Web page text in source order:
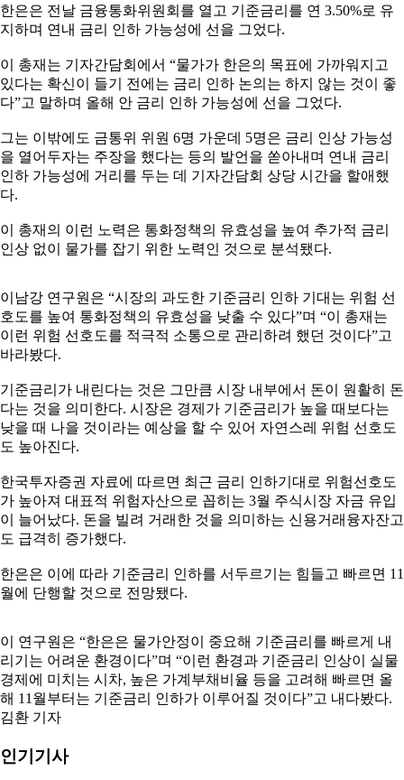
한은은 전날 금융통화위원회를 열고 기준금리를 연 3.50%로 유
지하며 연내 금리 인하 가능성에 선을 그었다.
이 총재는 기자간담회에서 “물가가 한은의 목표에 가까워지고
있다는 확신이 들기 전에는 금리 인하 논의는 하지 않는 것이 좋
다”고 말하며 올해 안 금리 인하 가능성에 선을 그었다.
그는 이밖에도 금통위 위원 6명 가운데 5명은 금리 인상 가능성
을 열어두자는 주장을 했다는 등의 발언을 쏟아내며 연내 금리
인하 가능성에 거리를 두는 데 기자간담회 상당 시간을 할애했
다.
이 총재의 이런 노력은 통화정책의 유효성을 높여 추가적 금리
인상 없이 물가를 잡기 위한 노력인 것으로 분석됐다.
이남강 연구원은 “시장의 과도한 기준금리 인하 기대는 위험 선
호도를 높여 통화정책의 유효성을 낮출 수 있다”며 “이 총재는
이런 위험 선호도를 적극적 소통으로 관리하려 했던 것이다”고
바라봤다.
기준금리가 내린다는 것은 그만큼 시장 내부에서 돈이 원활히 돈
다는 것을 의미한다. 시장은 경제가 기준금리가 높을 때보다는
낮을 때 나을 것이라는 예상을 할 수 있어 자연스레 위험 선호도
도 높아진다.
한국투자증권 자료에 따르면 최근 금리 인하기대로 위험선호도
가 높아져 대표적 위험자산으로 꼽히는 3월 주식시장 자금 유입
이 늘어났다. 돈을 빌려 거래한 것을 의미하는 신용거래융자잔고
도 급격히 증가했다.
한은은 이에 따라 기준금리 인하를 서두르기는 힘들고 빠르면 11
월에 단행할 것으로 전망됐다.
이 연구원은 “한은은 물가안정이 중요해 기준금리를 빠르게 내
리기는 어려운 환경이다”며 “이런 환경과 기준금리 인상이 실물
경제에 미치는 시차, 높은 가계부채비율 등을 고려해 빠르면 올
해 11월부터는 기준금리 인하가 이루어질 것이다”고 내다봤다.
김환 기자
인기기사